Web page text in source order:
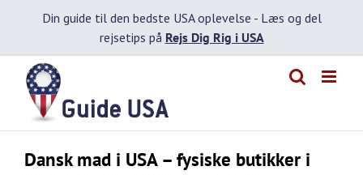
Din guide til den bedste USA oplevelse - Læs og del
rejsetips på Rejs Dig Rig i USA
Dansk mad i USA – fysiske butikker i